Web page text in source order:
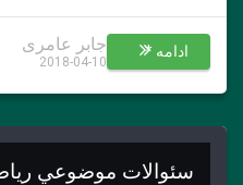
ادامه * جابر عامری
2018-04-10
سئوالات موضوعي رياضي 3